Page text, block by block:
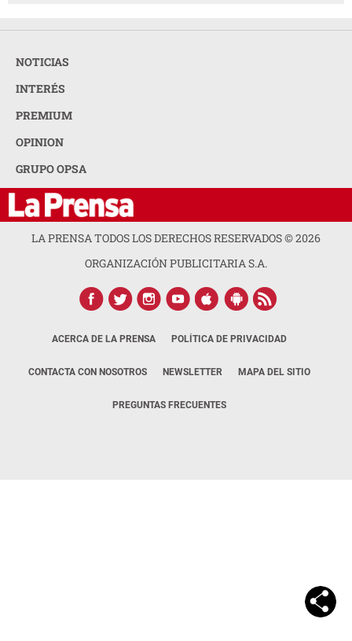
NOTICIAS
INTERÉS
PREMIUM
OPINION
GRUPO OPSA
LA PRENSA TODOS LOS DERECHOS RESERVADOS ©2026
ORGANIZACIÓN PUBLICITARIA S.A.
ACERCA DE LA PRENSA POLÍTICA DE PRIVACIDAD
CONTACTA CON NOSOTROS NEWSLETTER MAPA DEL SITIO
PREGUNTAS FRECUENTES